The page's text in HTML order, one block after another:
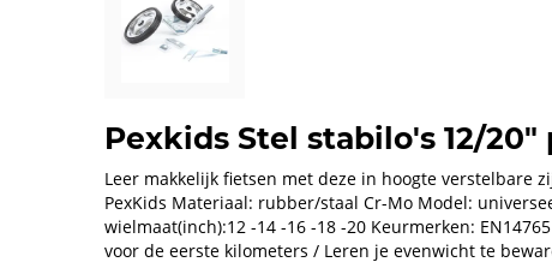
Pexkids Stel stabilo's 12/
Leer makkelijk fietsen met deze in hoogte verstelbare
PexKids Materiaal: rubber/staal Cr-Mo Model:
wielmaat(inch):12 -14 -16 -18 -20 Keurmerken:
voor de eerste kilometers / Leren je evenwicht te